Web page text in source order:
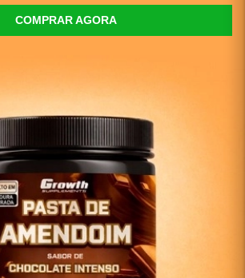
COMPRAR AGORA